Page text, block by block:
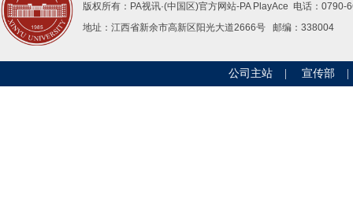
版权所有：PA视讯·(中国区)官方网站-PAPlayAce 电话：0790-
地址：江西省新余市高新区阳光大道2666号邮编：338004
公司主站 宣传部